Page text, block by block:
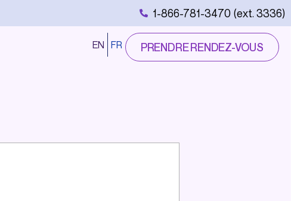
1-866-781-3470 (ext. 3336)
EN FR PRENDRE RENDEZ-VOUS